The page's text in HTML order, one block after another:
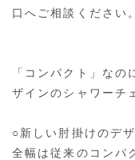
口へご相談ください。
「コンパクト」な
ザインのシャワーチ
○新しい肘掛けのデ
全幅は従来のコンパ